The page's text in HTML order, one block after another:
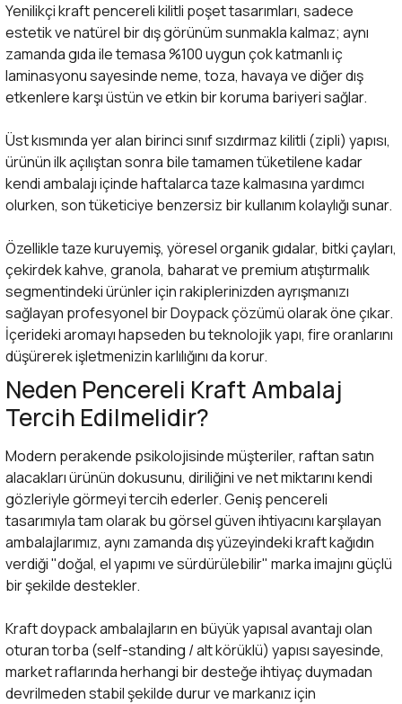
Yenilikçi kraft pencereli kilitli poşet tasarımları, sadece
estetik ve natürel bir dış görünüm sunmakla kalmaz; aynı
zamanda gıda ile temasa %100 uygun çok katmanlı iç
laminasyonu sayesinde neme, toza, havaya ve diğer dış
etkenlere karşı üstün ve etkin bir koruma bariyeri sağlar.
Üst kısmında yer alan birinci sınıf sızdırmaz kilitli (zipli) yapısı,
ürünün ilk açılıştan sonra bile tamamen tüketilene kadar
kendi ambalajı içinde haftalarca taze kalmasına yardımcı
olurken, son tüketiciye benzersiz bir kullanım kolaylığı sunar.
Özellikle taze kuruyemiş, yöresel organik gıdalar, bitki çayları,
çekirdek kahve, granola, baharat ve premium atıştırmalık
segmentindeki ürünler için rakiplerinizden ayrışmanızı
sağlayan profesyonel birDoypackçözümü olarak öne çıkar.
İçerideki aromayı hapseden bu teknolojik yapı, fire oranlarını
düşürerek işletmenizin karlılığını da korur.
Neden Pencereli Kraft Ambalaj
Tercih Edilmelidir?
Modern perakende psikolojisinde müşteriler, raftan satın
alacakları ürünün dokusunu, diriliğini ve net miktarını kendi
gözleriyle görmeyi tercih ederler. Geniş pencereli
tasarımıyla tam olarak bu görsel güven ihtiyacını karşılayan
ambalajlarımız, aynı zamanda dış yüzeyindeki kraft kağıdın
verdiği "doğal, el yapımı ve sürdürülebilir" marka imajını güçlü
bir şekilde destekler.
Kraft doypack ambalajların en büyük yapısal avantajı olan
oturan torba (self-standing / alt körüklü) yapısı sayesinde,
market raflarında herhangi bir desteğe ihtiyaç duymadan
devrilmeden stabil şekilde durur ve markanız için